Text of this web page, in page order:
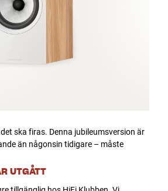
ska firas. Denna jubileumsversion är
än någonsin tidigare – måste
UTGÅTT